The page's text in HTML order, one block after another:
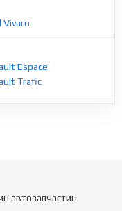
Vivaro
Espace
Trafic
автозапчастин